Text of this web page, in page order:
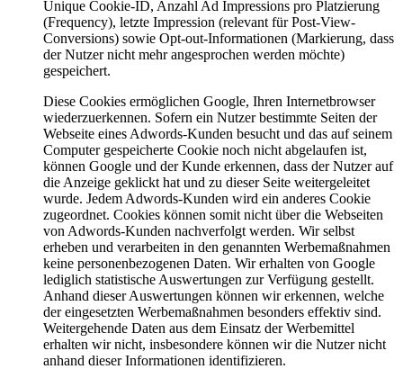
Unique Cookie-ID, Anzahl Ad Impressions pro Platzierung
(Frequency), letzte Impression (relevant für Post-View-
Conversions) sowie Opt-out-Informationen (Markierung, dass
der Nutzer nicht mehr angesprochen werden möchte)
gespeichert.
Diese Cookies ermöglichen Google, Ihren Internetbrowser
wiederzuerkennen. Sofern ein Nutzer bestimmte Seiten der
Webseite eines Adwords-Kunden besucht und das auf seinem
Computer gespeicherte Cookie noch nicht abgelaufen ist,
können Google und der Kunde erkennen, dass der Nutzer auf
die Anzeige geklickt hat und zu dieser Seite weitergeleitet
wurde. Jedem Adwords-Kunden wird ein anderes Cookie
zugeordnet. Cookies können somit nicht über die Webseiten
von Adwords-Kunden nachverfolgt werden. Wir selbst
erheben und verarbeiten in den genannten Werbemaßnahmen
keine personenbezogenen Daten. Wir erhalten von Google
lediglich statistische Auswertungen zur Verfügung gestellt.
Anhand dieser Auswertungen können wir erkennen, welche
der eingesetzten Werbemaßnahmen besonders effektiv sind.
Weitergehende Daten aus dem Einsatz der Werbemittel
erhalten wir nicht, insbesondere können wir die Nutzer nicht
anhand dieser Informationen identifizieren.